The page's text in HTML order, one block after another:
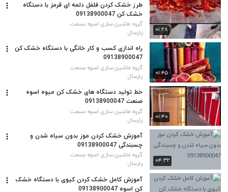
۰۱:۲۸
طرز خشک کردن فلفل دلمه ای قرمز با دستگاه
خشک کن 09138900047
گروه ماشین سازی اسوه صنعت
پارسال
۰۱:۴۵
راه اندازی کسب و کار خانگی با دستگاه خشک کن
09138900047
گروه ماشین سازی اسوه صنعت
پارسال
۰۱:۴۰
خط تولید دستگاه های خشک کن میوه اسوه
صنعت 09138900047
گروه ماشین سازی اسوه صنعت
پارسال
۰۴:۳۲
آموزش خشک کردن موز بدون سیاه شدن و
چسبندگی 09138900047
گروه ماشین سازی اسوه صنعت
پارسال
آموزش کامل خشک کردن کیوی با دستگاه خشک‌
کن اسوه 09138900047